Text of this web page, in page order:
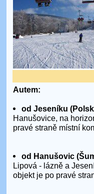
Autem:
od Jeseníku
Hanušovice, na
pravé straně místní
od Hanušovic
Lipová - lázně a
objekt je po pravé